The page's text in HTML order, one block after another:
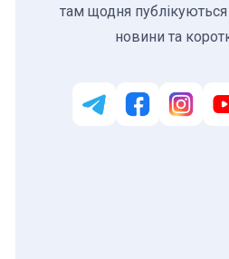
там щодня
новини та